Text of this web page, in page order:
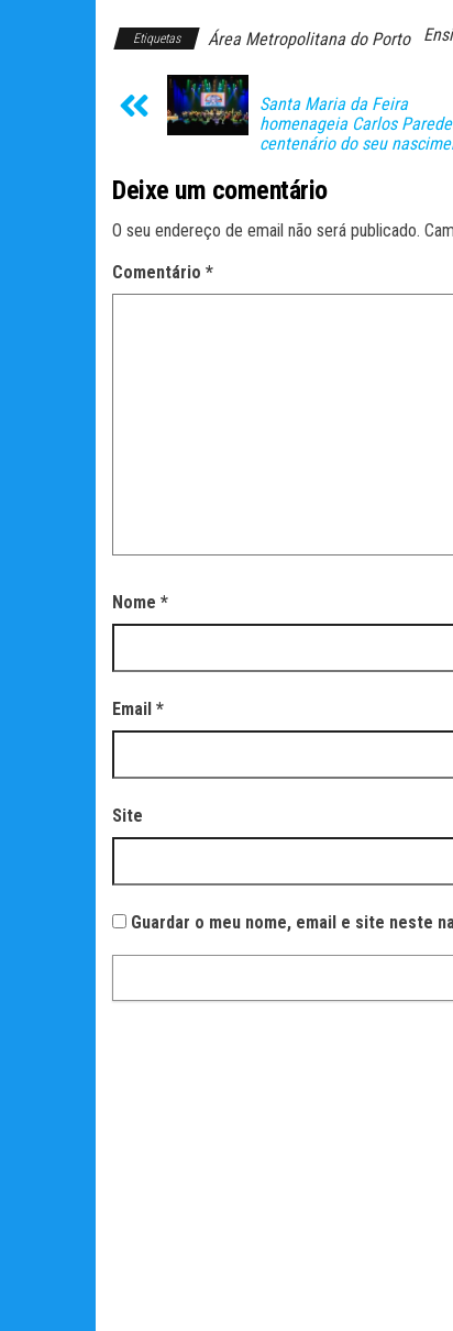
Etiquetas Área Metropolitana do Porto
Santa Maria da Feira
homenageia Carlos
centenário do seu
Deixe um comentário
O seu endereço de email não será publicado.
Comentário *
Nome *
Email *
Site
Guardar o meu nome, email e site neste